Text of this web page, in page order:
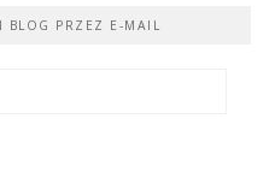
BLOG PRZEZ E-MAIL